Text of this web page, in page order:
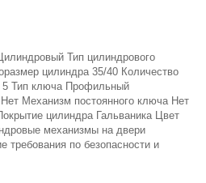
Тип цилиндрового
цилиндра 35/40 Количество
5 Тип ключа Профильный
Механизм постоянного ключа Нет
цилиндра Гальваника Цвет
механизмы на двери
требования по безопасности и